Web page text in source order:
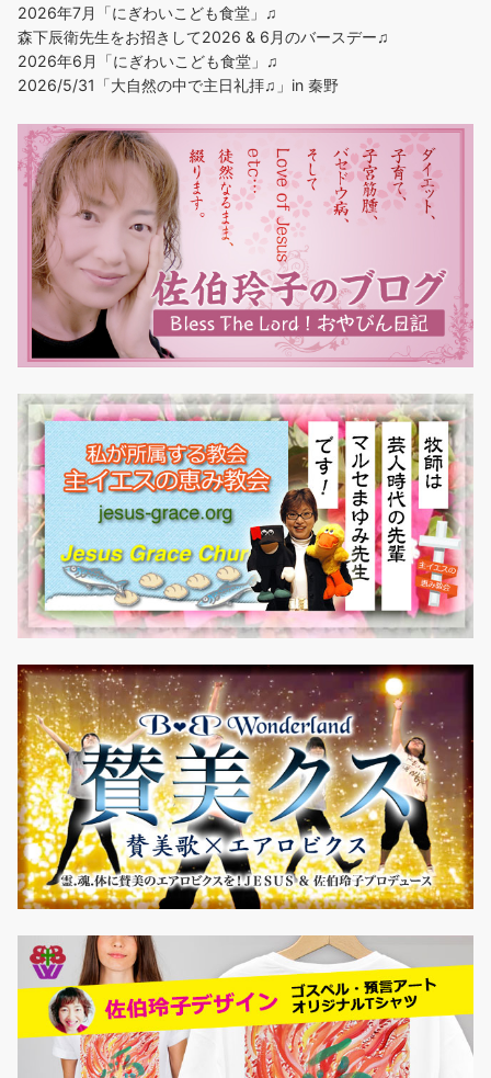
2026年7月「にぎわいこども食堂」♫
森下辰衛先生をお招きして2026 & 6月のバースデー♫
2026年6月「にぎわいこども食堂」♫
2026/5/31「大自然の中で主日礼拝♫」in 秦野